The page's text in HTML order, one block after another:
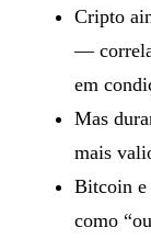
Cripto
—
em
Mas
mais
Bitcoin e
como